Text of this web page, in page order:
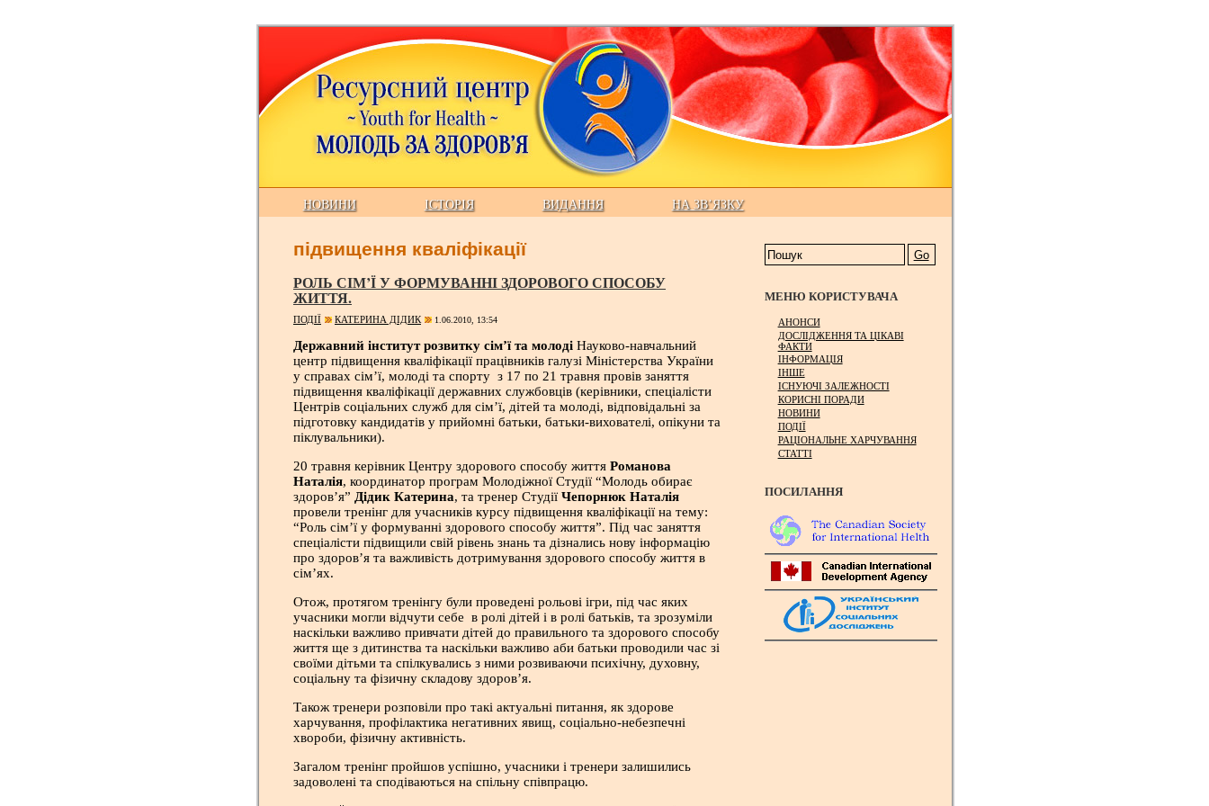
НОВИНИ ІСТОРІЯ ВИДАННЯ НА ЗВ’ЯЗКУ
підвищення кваліфікації
РОЛЬ СІМ’Ї У ФОРМУВАННІ ЗДОРОВОГО СПОСОБУ
ЖИТТЯ.
ПОДІЇ КАТЕРИНА ДІДИК 1.06.2010, 13:54
Державний інститут розвитку сім’ї та молоді Науково-навчальний
центр підвищення кваліфікації працівників галузі Міністерства України
у справах сім’ї, молоді та спорту з 17 по 21 травня провів заняття
підвищення кваліфікації державних службовців (керівники, спеціалісти
Центрів соціальних служб для сім’ї, дітей та молоді, відповідальні за
підготовку кандидатів у прийомні батьки, батьки-вихователі, опікуни та
піклувальники).
20 травня керівник Центру здорового способу життя Романова
Наталія, координатор програм Молодіжної Студії “Молодь обирає
здоров’я” Дідик Катерина, та тренер Студії Чепорнюк Наталія
провели тренінг для учасників курсу підвищення кваліфікації на тему:
“Роль сім’ї у формуванні здорового способу життя”. Під час заняття
спеціалісти підвищили свій рівень знань та дізнались нову інформацію
про здоров’я та важливість дотримування здорового способу життя в
сім’ях.
Отож, протягом тренінгу були проведені рольові ігри, під час яких
учасники могли відчути себе в ролі дітей і в ролі батьків, та зрозуміли
наскільки важливо привчати дітей до правильного та здорового способу
життя ще з дитинства та наскільки важливо аби батьки проводили час зі
своїми дітьми та спілкувались з ними розвиваючи психічну, духовну,
соціальну та фізичну складову здоров’я.
Також тренери розповіли про такі актуальні питання, як здорове
харчування, профілактика негативних явищ, соціально-небезпечні
хвороби, фізичну активність.
Загалом тренінг пройшов успішно, учасники і тренери залишились
задоволені та сподіваються на спільну співпрацю.
МЕНЮ КОРИСТУВАЧА
АНОНСИ
ДОСЛІДЖЕННЯ ТА ЦІКАВІ
ФАКТИ
ІНФОРМАЦІЯ
ІНШЕ
ІСНУЮЧІ ЗАЛЕЖНОСТІ
КОРИСНІ ПОРАДИ
НОВИНИ
ПОДІЇ
РАЦІОНАЛЬНЕ ХАРЧУВАННЯ
СТАТТІ
ПОСИЛАННЯ